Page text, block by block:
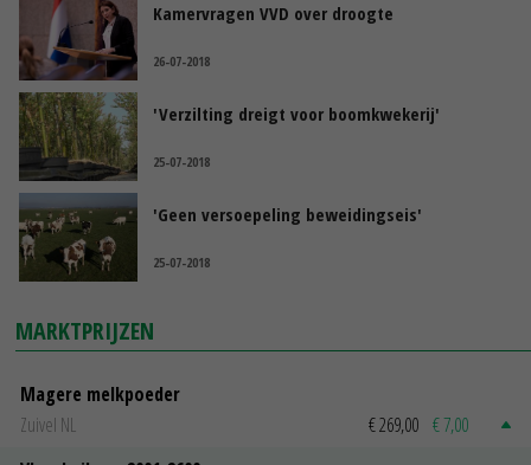
Kamervragen VVD over droogte
26-07-2018
'Verzilting dreigt voor boomkwekerij'
25-07-2018
'Geen versoepeling beweidingseis'
25-07-2018
MARKTPRIJZEN
Magere melkpoeder
Zuivel NL
€ 269,00 € 7,00